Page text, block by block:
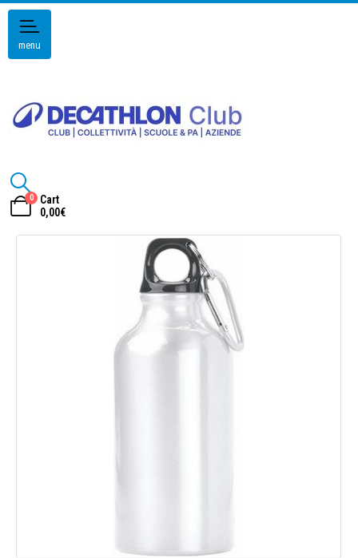
menu
0
Cart
0,00€